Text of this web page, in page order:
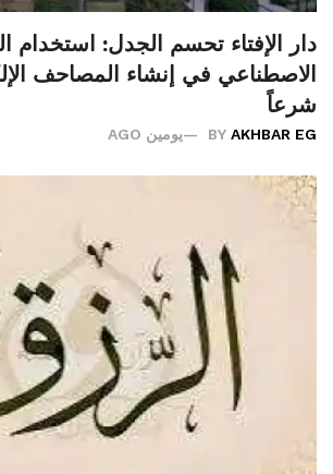
دار الإفتاء تحسم الجدل: استخدام
الاصطناعي في إنشاء المصاحف
شرعاً
BY AKHBAR EG يومين AGO